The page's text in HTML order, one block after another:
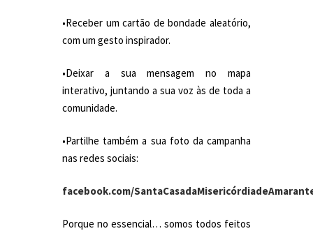
•Receber um cartão de bondade aleatório,
com um gesto inspirador.
•Deixar a sua mensagem no mapa
interativo, juntando a sua voz às de toda a
comunidade.
•Partilhe também a sua foto da campanha
nas redes sociais:
facebook.com/
Porque no essencial… somos todos feitos